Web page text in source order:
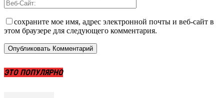
сохраните мое имя, адрес электронной почты и веб-сайт в
этом браузере для следующего комментария.
ЭТО ПОПУЛЯРНО